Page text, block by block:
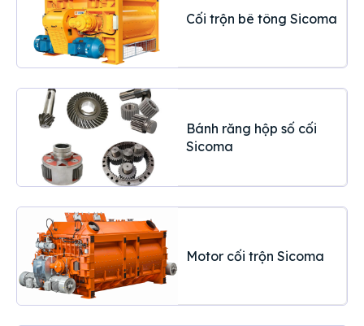
Cối trộn bê tông Sicoma
Bánh răng hộp số cối
Sicoma
Motor cối trộn Sicoma